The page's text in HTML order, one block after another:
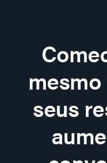
seus